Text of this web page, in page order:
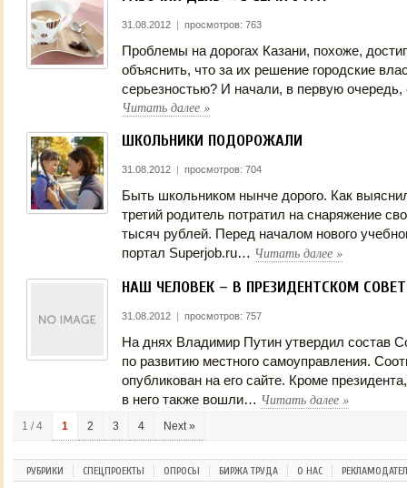
31.08.2012 | просмотров: 763
Проблемы на дорогах Казани, похоже,
объяснить, что за их решение городские
серьезностью? И начали, в первую
Читать далее »
ШКОЛЬНИКИ ПОДОРОЖАЛИ
31.08.2012 | просмотров: 704
Быть школьником нынче дорого. Как
третий родитель потратил на снаряжение
тысяч рублей. Перед началом нового
портал Superjob.ru… Читать далее »
НАШ ЧЕЛОВЕК – В ПРЕЗИДЕНТСКОМ
31.08.2012 | просмотров: 757
На днях Владимир Путин утвердил состав
по развитию местного самоуправления.
опубликован на его сайте. Кроме
в него также вошли… Читать далее »
1 / 4 1 2 3 4 Next »
РУБРИКИ СПЕЦПРОЕКТЫ ОПРОСЫ БИРЖА ТРУДА О НАС